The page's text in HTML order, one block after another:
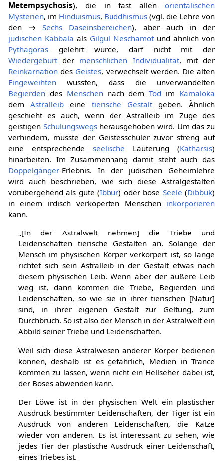
Metempsychosis), die in fast allenorientalischen
Mysterien, im Hinduismus, Buddhismus (vgl. die Lehre von
den →Sechs Daseinsbereichen), aber auch in der
jüdischen Kabbala als Gilgul Neschamotund ähnlich von
Pythagorasgelehrt wurde, darf nicht mit der
Wiedergeburtder menschlichen Individualität, mit der
Reinkarnationdes Geistes, verwechselt werden. Die alten
Eingeweihtenwussten, dass die unverwandelten
Begierdendes Menschennach demTod im Kamaloka
demAstralleib eine tierische Gestaltgeben. Ähnlich
geschieht es auch, wenn der Astralleib im Zuge des
geistigen Schulungswegsherausgehoben wird. Um das zu
verhindern, musste der Geistesschüler zuvor streng auf
eine entsprechende seelische Läuterung (Katharsis)
hinarbeiten. Im Zusammenhang damit steht auch das
Doppelgänger-Erlebnis. In der jüdischen Geheimlehre
wird auch beschrieben, wie sich diese Astralgestalten
vorübergehend als gute (Ibbur) oder böse Seele (Dibbuk)
in einem irdisch verköperten Menschen inkorporieren
kann.
„[In der Astralwelt nehmen] die Triebe und
Leidenschaften tierische Gestalten an. Solange der
Mensch im physischen Körper verkörpert ist, so lange
richtet sich sein Astralleib in der Gestalt etwas nach
diesem physischen Leib. Wenn aber der äußere Leib
weg ist, dann kommen die Triebe, Begierden und
Leidenschaften, so wie sie in ihrer tierischen [Natur]
sind, in ihrer eigenen Gestalt zur Geltung, zum
Durchbruch. So ist also der Mensch in der Astralwelt ein
Abbild seiner Triebe und Leidenschaften.
Weil sich diese Astralwesen anderer Körper bedienen
können, deshalb ist es gefährlich, Medien in Trance
kommen zu lassen, wenn nicht ein Hellseher dabei ist,
der Böses abwenden kann.
Der Löwe ist in der physischen Welt ein plastischer
Ausdruck bestimmter Leidenschaften, der Tiger ist ein
Ausdruck von anderen Leidenschaften, die Katze
wieder von anderen. Es ist interessant zu sehen, wie
jedes Tier der plastische Ausdruck einer Leidenschaft,
eines Triebes ist.